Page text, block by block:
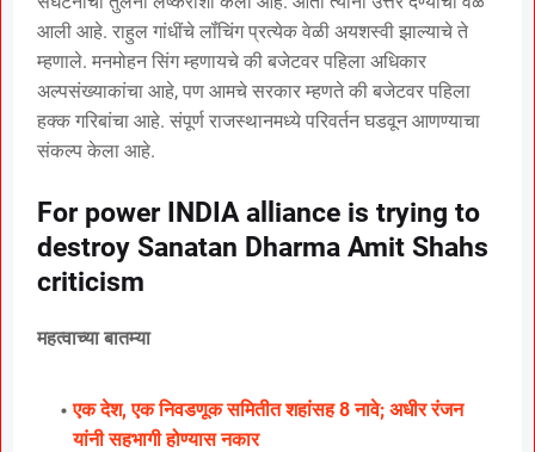
आली आहे. राहुल गांधींचे लॉंचिंग प्रत्येक वेळी अयशस्वी झाल्याचे ते
म्हणाले. मनमोहन सिंग म्हणायचे की बजेटवर पहिला अधिकार
अल्पसंख्याकांचा आहे, पण आमचे सरकार म्हणते की बजेटवर पहिला
हक्क गरिबांचा आहे. संपूर्ण राजस्थानमध्ये परिवर्तन घडवून आणण्याचा
संकल्प केला आहे.
For power INDIA alliance is trying to
destroy Sanatan Dharma Amit Shahs
criticism
महत्वाच्या बातम्या
एक देश, एक निवडणूक समितीत शहांसह 8 नावे; अधीर रंजन
यांनी सहभागी होण्यास नकार